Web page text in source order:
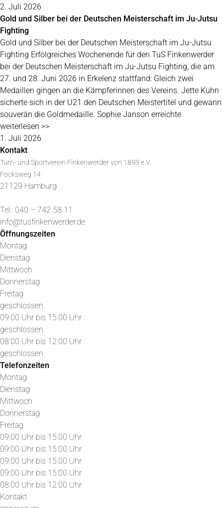
2. Juli 2026
Gold und Silber bei der Deutschen Meisterschaft im Ju-Jutsu
Fighting
Gold und Silber bei der Deutschen Meisterschaft im Ju-Jutsu
Fighting Erfolgreiches Wochenende für den TuS Finkenwerder
bei der Deutschen Meisterschaft im Ju-Jutsu Fighting, die am
27. und 28. Juni 2026 in Erkelenz stattfand: Gleich zwei
Medaillen gingen an die Kämpferinnen des Vereins. Jette Kuhn
sicherte sich in der U21 den Deutschen Meistertitel und gewann
souverän die Goldmedaille. Sophie Janson erreichte
weiterlesen >>
1. Juli 2026
Kontakt
Turn- und Sportverein Finkenwerder von 1893 e.V.
Focksweg 14
21129 Hamburg
Tel.: 040 – 742 58 11
info@tusfinkenwerder.de
Öffnungszeiten
Montag
Dienstag
Mittwoch
Donnerstag
Freitag
geschlossen
09:00 Uhr bis 15:00 Uhr
geschlossen
08:00 Uhr bis 12:00 Uhr
geschlossen
Telefonzeiten
Montag
Dienstag
Mittwoch
Donnerstag
Freitag
09:00 Uhr bis 15:00 Uhr
09:00 Uhr bis 15:00 Uhr
09:00 Uhr bis 15:00 Uhr
09:00 Uhr bis 15:00 Uhr
08:00 Uhr bis 12:00 Uhr
Kontakt